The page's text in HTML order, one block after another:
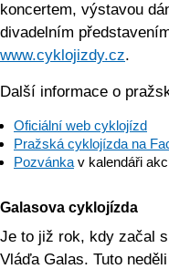
koncertem, výstavou
divadelním
www.cyklojizdy­.cz.
Další informace o
Oficiální web cyklojízd
Pražská cyklojízda na
Pozvánka v kalendáři
Galasova cyklojízda
Je to již rok, kdy začal
Vláďa Galas. Tuto neděli